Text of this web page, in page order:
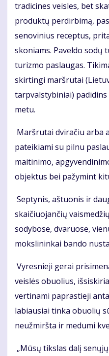
tradicines veisles, bet
produktų perdirbimą,
senovinius receptus,
skoniams. Paveldo sodų
turizmo paslaugas.
skirtingi maršrutai
tarpvalstybiniai)
metu.
Maršrutai dviračiu arba
pateikiami su pilnu
maitinimo,
objektus bei pažymint
Septynis, aštuonis ir
skaičiuojančių
sodybose, dvaruose,
mokslininkai bando
Vyresnieji gerai
veislės obuolius,
vertinami paprastieji
labiausiai tinka obuolių
neužmiršta ir medumi
„Mūsų tikslas dalį